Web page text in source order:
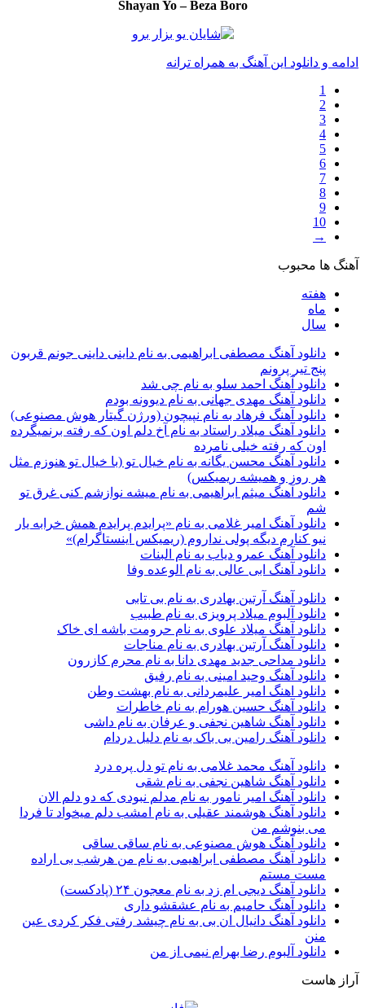
Shayan Yo – Beza Boro
ادامه و دانلود این آهنگ به همراه ترانه
1
2
3
4
5
6
7
8
9
10
→
آهنگ ها محبوب
هفته
ماه
سال
دانلود آهنگ مصطفی ابراهیمی به نام داینی داینی جونم قربون
پنج تیر پرونم
دانلود آهنگ احمد سلو به نام چی شد
دانلود آهنگ مهدی جهانی به نام دیوونه بودم
دانلود آهنگ فرهاد به نام نپیچون (ورژن گیتار هوش مصنوعی)
دانلود آهنگ میلاد راستاد به نام آخ دلم اون که رفته برنمیگرده
اون که رفته خیلی نامرده
دانلود آهنگ محسن یگانه به نام خیال تو (با خیال تو هنوزم مثل
هر روز و همیشه ریمیکس)
دانلود آهنگ میثم ابراهیمی به نام میشه نوازشم کنی غرق تو
شم
دانلود آهنگ امیر غلامی به نام «پرایدم پرایدم همش خرابه یار
نیو کنارم دیگه پولی نداروم (ریمیکس اینستاگرام)»
دانلود آهنگ عمرو دیاب به نام البنات
دانلود آهنگ ابی عالی به نام الوعده وفا
دانلود آهنگ آرتین بهادری به نام بی تابی
دانلود آلبوم میلاد پرویزی به نام طبیب
دانلود آهنگ میلاد علوی به نام حرومت باشه ای خاک
دانلود آهنگ آرتین بهادری به نام مناجات
دانلود مداحی جدید مهدی دانا به نام محرم کازرون
دانلود آهنگ وحید امینی به نام رفیق
دانلود اهنگ امیر علیمردانی به نام بهشت وطن
دانلود آهنگ حسین هورام به نام خاطرات
دانلود آهنگ شاهین نجفی و عرفان به نام داشی
دانلود آهنگ رامین بی باک به نام دلیل دردام
دانلود آهنگ محمد غلامی به نام تو دل پره درد
دانلود آهنگ شاهین نجفی به نام شقی
دانلود آهنگ امیر نامور به نام مدلم نبودی که دو دلم الان
دانلود آهنگ هوشمند عقیلی به نام امشب دلم میخواد تا فردا
می بنوشم من
دانلود آهنگ هوش مصنوعی به نام ساقی ساقی
دانلود آهنگ مصطفی ابراهیمی به نام من هرشب بی اراده
مست مستم
دانلود آهنگ دیجی ام زد به نام معجون ۲۴ (پادکست)
دانلود آهنگ حامیم به نام عشقشو داری
دانلود آهنگ دانیال ان بی به نام چیشد رفتی فکر کردی عین
منن
دانلود آلبوم رضا بهرام نیمی از من
آراز هاست